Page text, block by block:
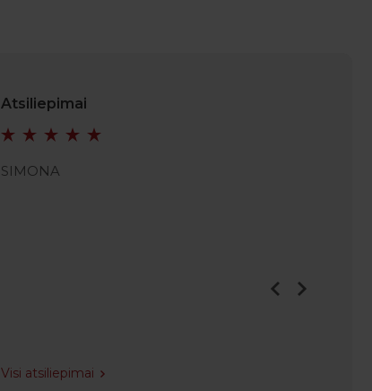
Atsiliepimai
SIMONA
Visi atsiliepimai